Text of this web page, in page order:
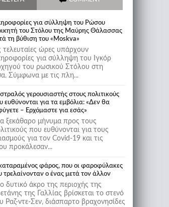
για σύλληψη του Ρώσου
του Στόλου της Mαύρης Θάλασσας
τη βύθιση του «Moskva»
τελευταίες ώρες υπάρχουν
για σύλληψη του Ιγκόρ
του ρωσικού Στόλου στη
Σύμφωνα με τις πλη...
γερουσιαστής στους πολιτικούς
ευθύνονται για τα εμβόλια: «Δεν θα
– Ερχόμαστε για εσάς»
ξεκάθαρο μήνυμα προς τους
που ευθύνονται για τους
για τον Covid-19 και τις
προκάλεσαν...
φάρος, που οι φαροφύλακες
τρελαίνονταν ο ένας μετά τον άλλον
δυτικό άκρο της περιοχής της
της Γαλλίας βρίσκεται το στενό
Ραζ-ντε-Σεν, διάσπαρτο βραχονησίδες